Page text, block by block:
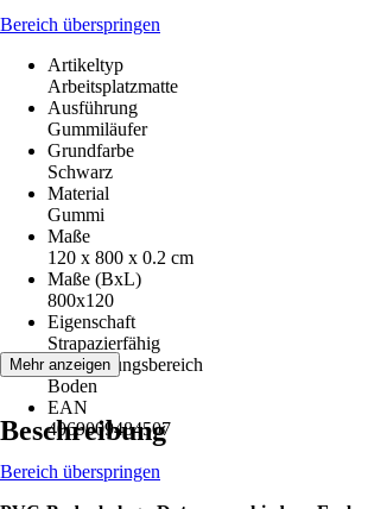
Bereich überspringen
Artikeltyp
Arbeitsplatzmatte
Ausführung
Gummiläufer
Grundfarbe
Schwarz
Material
Gummi
Maße
120 x 800 x 0.2 cm
Maße (BxL)
800x120
Eigenschaft
Strapazierfähig
Anwendungsbereich
Boden
EAN
4069009484507
Mehr anzeigen
Beschreibung
Bereich überspringen